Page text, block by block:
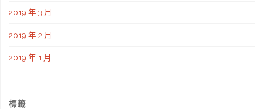
2019 年 3 月
2019 年 2 月
2019 年 1 月
標籤